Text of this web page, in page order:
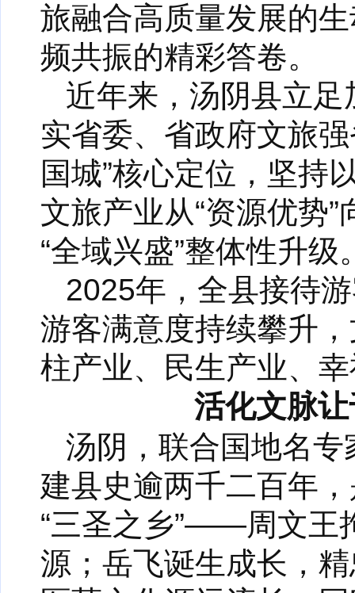
旅融合高质量发展的
频共振的精彩答卷。
近年来，汤阴县立
实省委、省政府文旅
国城”核心定位，坚持
文旅产业从“资源优势”
“全域兴盛”整体性升级
2025年，全县接待
游客满意度持续攀升
柱产业、民生产业、
活化文脉
汤阴，联合国地名
建县史逾两千二百年
“三圣之乡”——周文王
源；岳飞诞生成长，